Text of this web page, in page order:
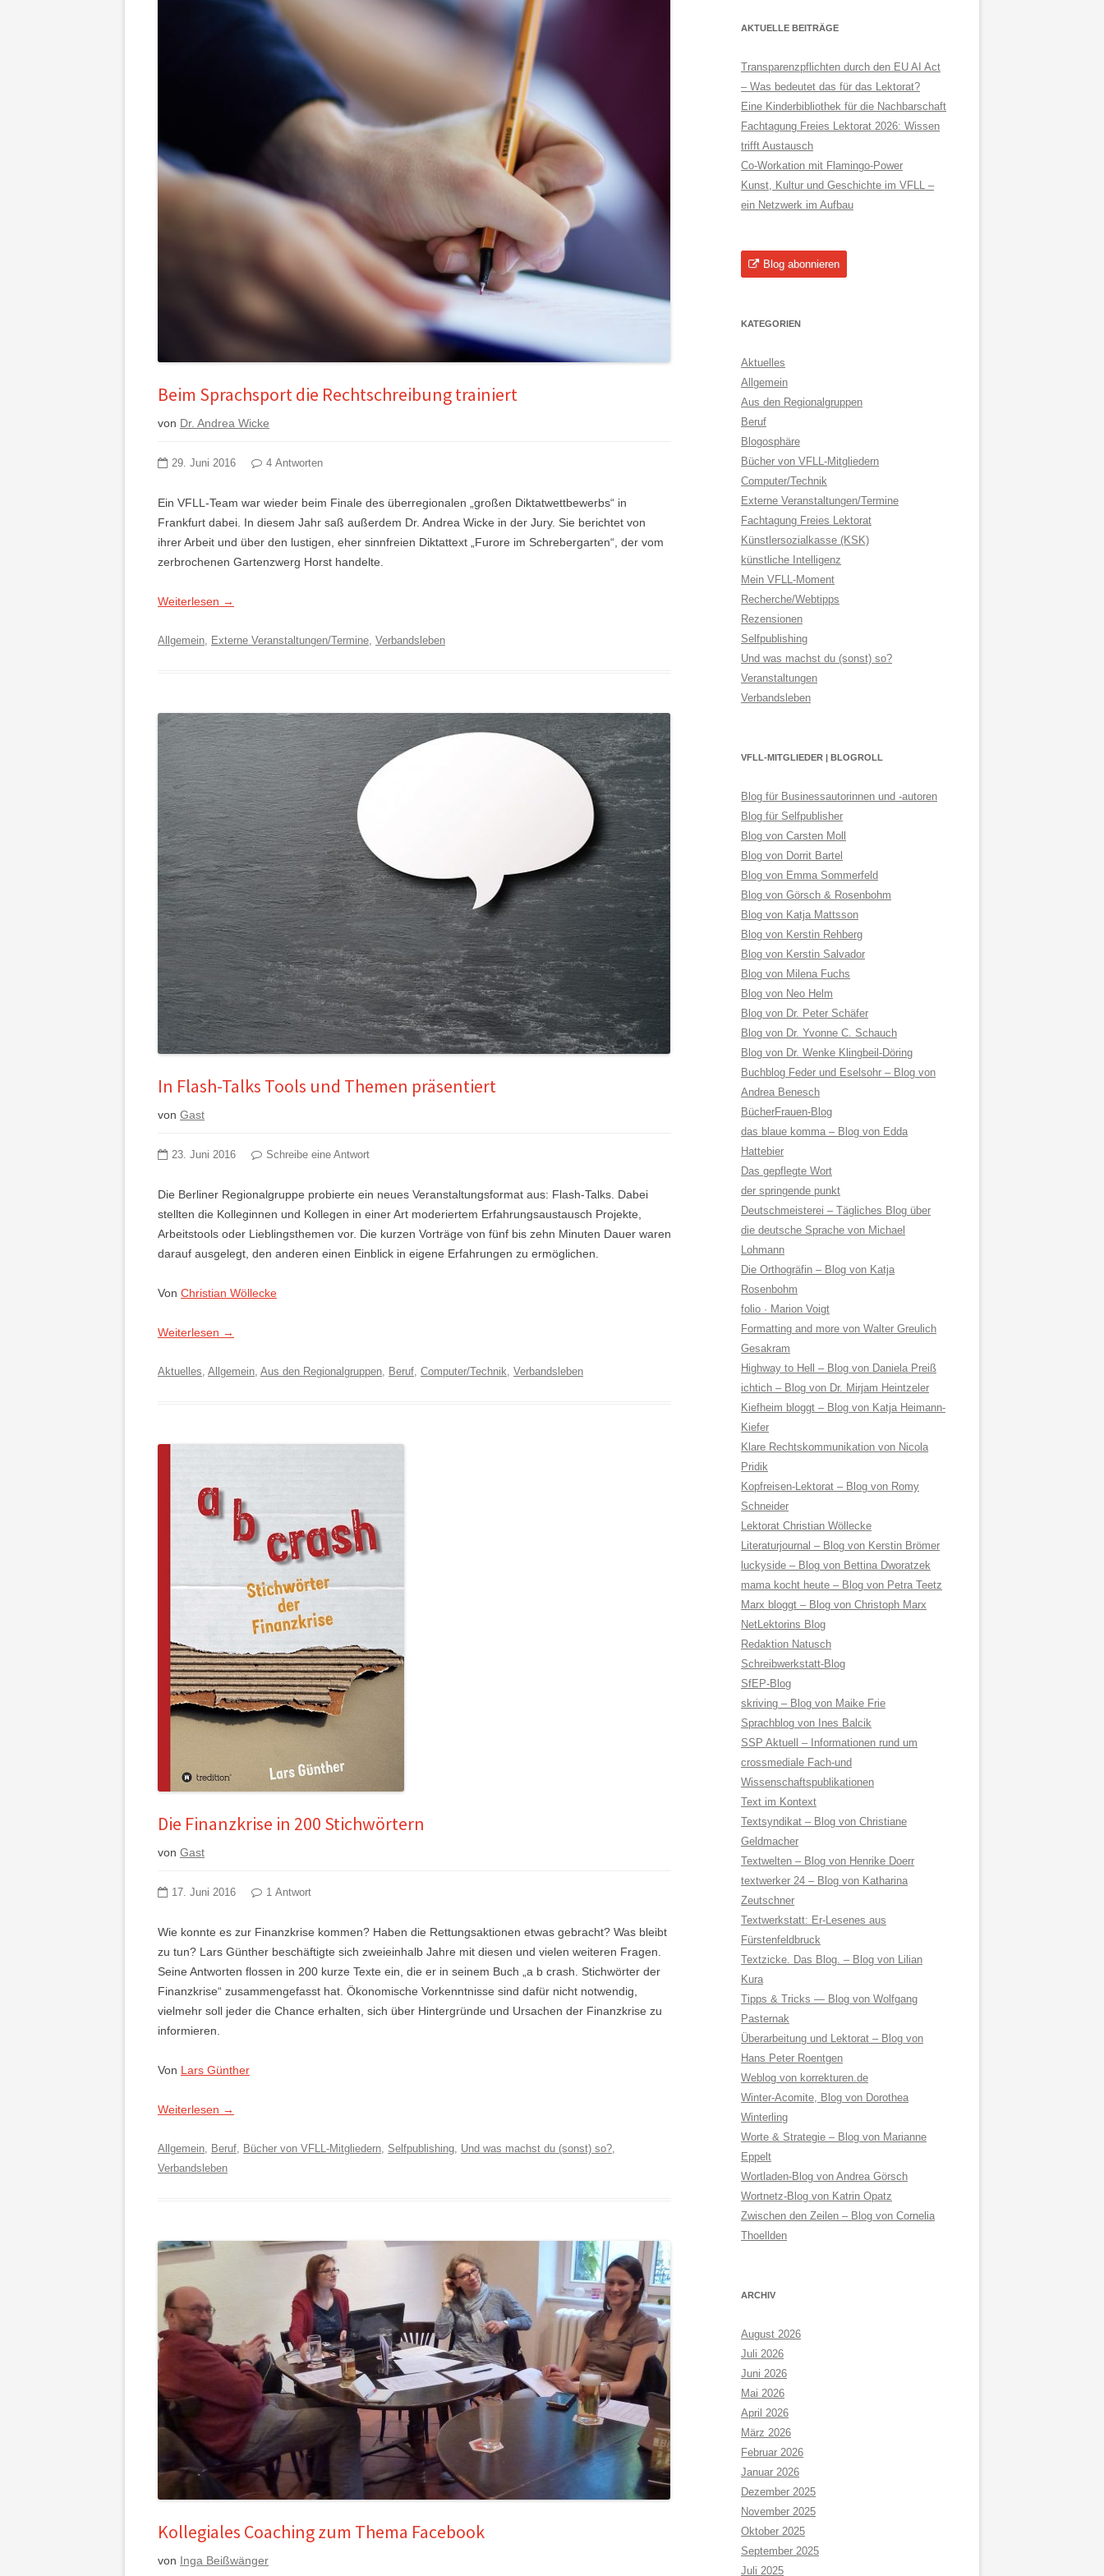
Beim Sprachsport die Rechtschreibung trainiert
von Dr. Andrea Wicke
29. Juni 2016 4 Antworten
Ein VFLL-Team war wieder beim Finale des überregionalen „großen Diktatwettbewerbs“ in
Frankfurt dabei. In diesem Jahr saß außerdem Dr. Andrea Wicke in der Jury. Sie berichtet von
ihrer Arbeit und über den lustigen, eher sinnfreien Diktattext „Furore im Schrebergarten“, der vom
zerbrochenen Gartenzwerg Horst handelte.
Weiterlesen →
Allgemein, Externe Veranstaltungen/Termine, Verbandsleben
In Flash-Talks Tools und Themen präsentiert
von Gast
23. Juni 2016 Schreibe eine Antwort
Die Berliner Regionalgruppe probierte ein neues Veranstaltungsformat aus: Flash-Talks. Dabei
stellten die Kolleginnen und Kollegen in einer Art moderiertem Erfahrungsaustausch Projekte,
Arbeitstools oder Lieblingsthemen vor. Die kurzen Vorträge von fünf bis zehn Minuten Dauer waren
darauf ausgelegt, den anderen einen Einblick in eigene Erfahrungen zu ermöglichen.
Von Christian Wöllecke
Weiterlesen →
Aktuelles, Allgemein, Aus den Regionalgruppen, Beruf, Computer/Technik, Verbandsleben
Die Finanzkrise in 200 Stichwörtern
von Gast
17. Juni 2016 1 Antwort
Wie konnte es zur Finanzkrise kommen? Haben die Rettungsaktionen etwas gebracht? Was bleibt
zu tun? Lars Günther beschäftigte sich zweieinhalb Jahre mit diesen und vielen weiteren Fragen.
Seine Antworten flossen in 200 kurze Texte ein, die er in seinem Buch „a b crash. Stichwörter der
Finanzkrise“ zusammengefasst hat. Ökonomische Vorkenntnisse sind dafür nicht notwendig,
vielmehr soll jeder die Chance erhalten, sich über Hintergründe und Ursachen der Finanzkrise zu
informieren.
Von Lars Günther
Weiterlesen →
Allgemein, Beruf, Bücher von VFLL-Mitgliedern, Selfpublishing, Und was machst du (sonst) so?,
Verbandsleben
Kollegiales Coaching zum Thema Facebook
von Inga Beißwänger
AKTUELLE BEITRÄGE
Transparenzpflichten durch den EU AI Act
– Was bedeutet das für das Lektorat?
Eine Kinderbibliothek für die Nachbarschaft
Fachtagung Freies Lektorat 2026: Wissen
trifft Austausch
Co-Workation mit Flamingo-Power
Kunst, Kultur und Geschichte im VFLL –
ein Netzwerk im Aufbau
Blog abonnieren
KATEGORIEN
Aktuelles
Allgemein
Aus den Regionalgruppen
Beruf
Blogosphäre
Bücher von VFLL-Mitgliedern
Computer/Technik
Externe Veranstaltungen/Termine
Fachtagung Freies Lektorat
Künstlersozialkasse (KSK)
künstliche Intelligenz
Mein VFLL-Moment
Recherche/Webtipps
Rezensionen
Selfpublishing
Und was machst du (sonst) so?
Veranstaltungen
Verbandsleben
VFLL-MITGLIEDER | BLOGROLL
Blog für Businessautorinnen und -autoren
Blog für Selfpublisher
Blog von Carsten Moll
Blog von Dorrit Bartel
Blog von Emma Sommerfeld
Blog von Görsch & Rosenbohm
Blog von Katja Mattsson
Blog von Kerstin Rehberg
Blog von Kerstin Salvador
Blog von Milena Fuchs
Blog von Neo Helm
Blog von Dr. Peter Schäfer
Blog von Dr. Yvonne C. Schauch
Blog von Dr. Wenke Klingbeil-Döring
Buchblog Feder und Eselsohr – Blog von
Andrea Benesch
BücherFrauen-Blog
das blaue komma – Blog von Edda
Hattebier
Das gepflegte Wort
der springende punkt
Deutschmeisterei – Tägliches Blog über
die deutsche Sprache von Michael
Lohmann
Die Orthogräfin – Blog von Katja
Rosenbohm
folio · Marion Voigt
Formatting and more von Walter Greulich
Gesakram
Highway to Hell – Blog von Daniela Preiß
ichtich – Blog von Dr. Mirjam Heintzeler
Kiefheim bloggt – Blog von Katja Heimann-
Kiefer
Klare Rechtskommunikation von Nicola
Pridik
Kopfreisen-Lektorat – Blog von Romy
Schneider
Lektorat Christian Wöllecke
Literaturjournal – Blog von Kerstin Brömer
luckyside – Blog von Bettina Dworatzek
mama kocht heute – Blog von Petra Teetz
Marx bloggt – Blog von Christoph Marx
NetLektorins Blog
Redaktion Natusch
Schreibwerkstatt-Blog
SfEP-Blog
skriving – Blog von Maike Frie
Sprachblog von Ines Balcik
SSP Aktuell – Informationen rund um
crossmediale Fach-und
Wissenschaftspublikationen
Text im Kontext
Textsyndikat – Blog von Christiane
Geldmacher
Textwelten – Blog von Henrike Doerr
textwerker 24 – Blog von Katharina
Zeutschner
Textwerkstatt: Er-Lesenes aus
Fürstenfeldbruck
Textzicke. Das Blog. – Blog von Lilian
Kura
Tipps & Tricks — Blog von Wolfgang
Pasternak
Überarbeitung und Lektorat – Blog von
Hans Peter Roentgen
Weblog von korrekturen.de
Winter-Acomite, Blog von Dorothea
Winterling
Worte & Strategie – Blog von Marianne
Eppelt
Wortladen-Blog von Andrea Görsch
Wortnetz-Blog von Katrin Opatz
Zwischen den Zeilen – Blog von Cornelia
Thoellden
ARCHIV
August 2026
Juli 2026
Juni 2026
Mai 2026
April 2026
März 2026
Februar 2026
Januar 2026
Dezember 2025
November 2025
Oktober 2025
September 2025
Juli 2025